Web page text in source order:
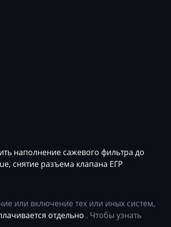
наполнение сажевого фильтра до
снятие разъема клапана ЕГР
или включение тех или иных систем,
отдельно . Чтобы узнать